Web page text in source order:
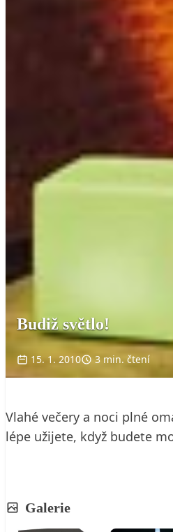
Budiž světlo!
15. 1. 2010 3 min. čtení
Vlahé večery a noci plné
lépe užijete, když budete
Galerie